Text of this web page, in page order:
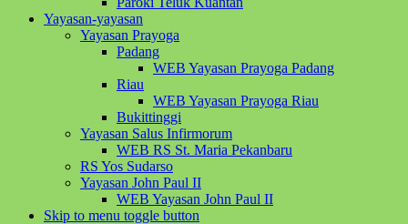
Yayasan-yayasan
Yayasan Prayoga
Padang
WEB Yayasan Prayoga Padang
Riau
WEB Yayasan Prayoga Riau
Bukittinggi
Yayasan Salus Infirmorum
WEB RS St. Maria Pekanbaru
RS Yos Sudarso
Yayasan John Paul II
WEB Yayasan John Paul II
Skip to menu toggle button